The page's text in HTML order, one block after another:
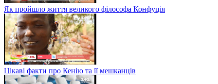
Як пройшло життя великого філософа Конфуція
Цікаві факти про Кенію та її мешканців